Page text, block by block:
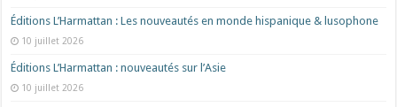
Éditions L’Harmattan : Les nouveautés en monde hispanique & lusophone
10 juillet 2026
Éditions L’Harmattan : nouveautés sur l’Asie
10 juillet 2026